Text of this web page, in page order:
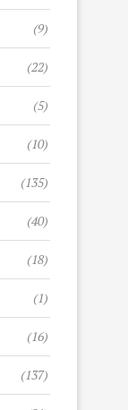
(9)
(22)
(5)
(10)
(135)
(40)
(18)
(1)
(16)
(137)